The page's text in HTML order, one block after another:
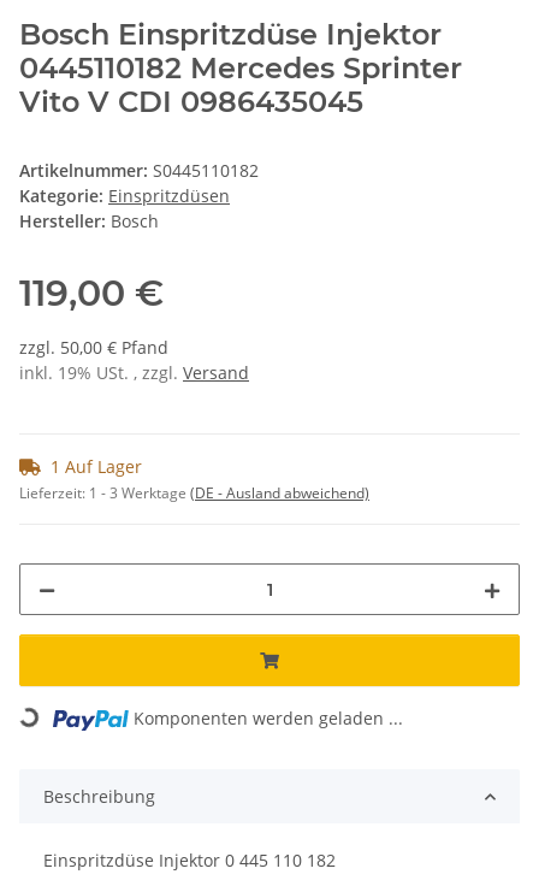
Bosch Einspritzdüse Injektor
0445110182 Mercedes Sprinter
Vito V CDI 0986435045
Artikelnummer: S0445110182
Kategorie: Einspritzdüsen
Hersteller: Bosch
119,00 €
zzgl. 50,00 € Pfand
inkl. 19% USt. , zzgl. Versand
1 Auf Lager
Lieferzeit: 1 - 3 Werktage (DE - Ausland abweichend)
Loading... Komponenten werden geladen ...
Beschreibung
Einspritzdüse Injektor 0 445 110 182